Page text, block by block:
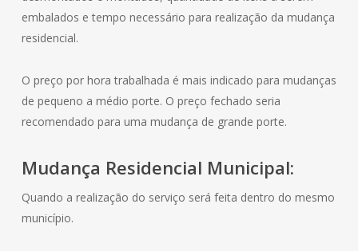
embalados e tempo necessário para realização da mudança
residencial.
O preço por hora trabalhada é mais indicado para mudanças
de pequeno a médio porte. O preço fechado seria
recomendado para uma mudança de grande porte.
Mudança Residencial Municipal:
Quando a realização do serviço será feita dentro do mesmo
município.